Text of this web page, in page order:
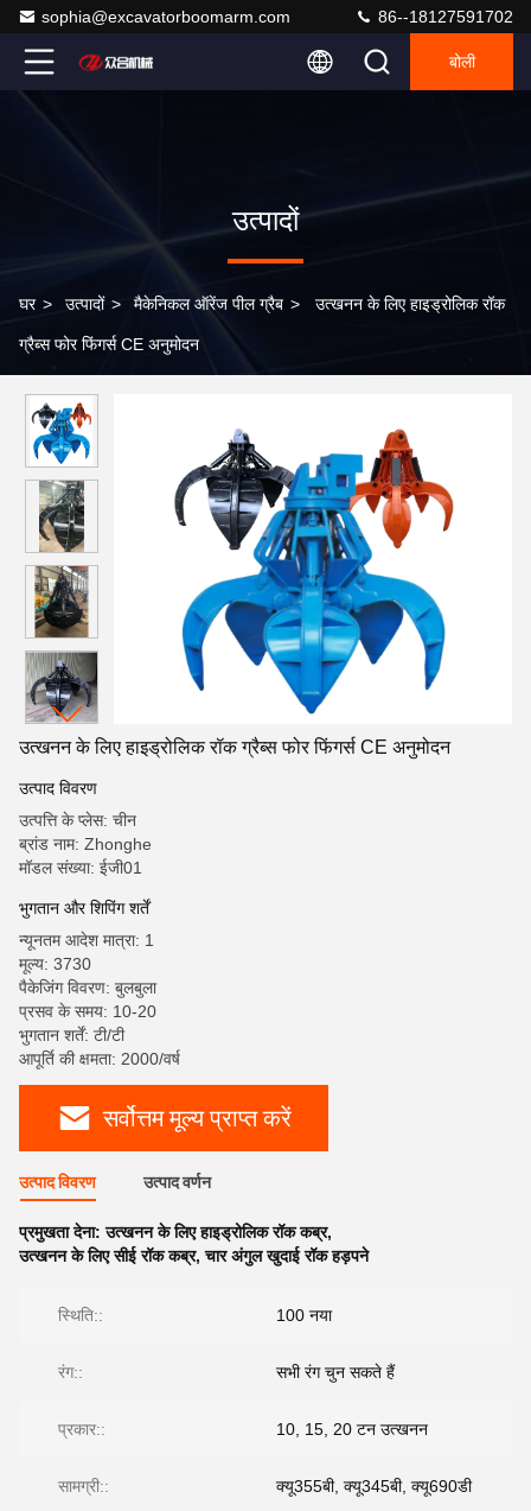
sophia@excavatorboomarm.com 86--18127591702
बोली
उत्पादों
घर > उत्पादों > मैकेनिकल ऑरेंज पील ग्रैब > उत्खनन के लिए हाइड्रोलिक रॉक
ग्रैब्स फोर फिंगर्स CE अनुमोदन
उत्खनन के लिए हाइड्रोलिक रॉक ग्रैब्स फोर फिंगर्स CE अनुमोदन
उत्पाद विवरण
उत्पत्ति के प्लेस: चीन
ब्रांड नाम: Zhonghe
मॉडल संख्या: ईजी01
भुगतान और शिपिंग शर्तें
न्यूनतम आदेश मात्रा: 1
मूल्य: 3730
पैकेजिंग विवरण: बुलबुला
प्रसव के समय: 10-20
भुगतान शर्तें: टी/टी
आपूर्ति की क्षमता: 2000/वर्ष
सर्वोत्तम मूल्य प्राप्त करें
उत्पाद विवरण उत्पाद वर्णन
प्रमुखता देना:उत्खनन के लिए हाइड्रोलिक रॉक कब्र,
उत्खनन के लिए सीई रॉक कब्र,चार अंगुल खुदाई रॉक हड़पने
स्थिति:: 100 नया
रंग:: सभी रंग चुन सकते हैं
प्रकार:: 10, 15, 20 टन उत्खनन
सामग्री:: क्यू355बी, क्यू345बी, क्यू690डी